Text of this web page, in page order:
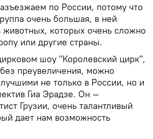
по России, потому что
очень большая, в ней
животных, которых очень сложно
или другие страны.
шоу "Королевский цирк",
преувеличения, можно
не только в России, но и
Гиа Эрадзе. Он —
Грузии, очень талантливый
дает нам возможность